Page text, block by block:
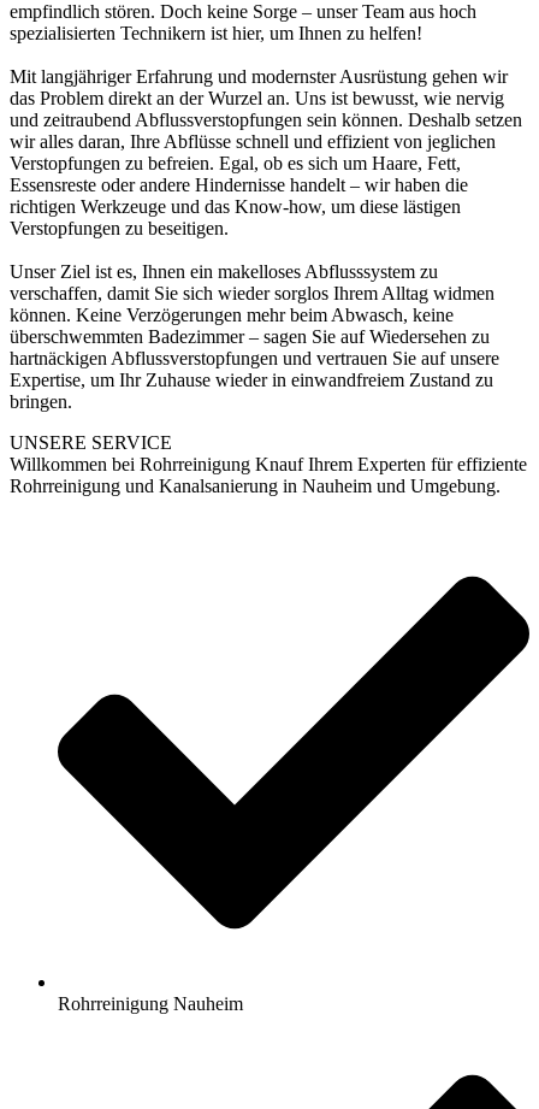
empfindlich stören. Doch keine Sorge – unser Team aus hoch
spezialisierten Technikern ist hier, um Ihnen zu helfen!
Mit langjähriger Erfahrung und modernster Ausrüstung gehen wir
das Problem direkt an der Wurzel an. Uns ist bewusst, wie nervig
und zeitraubend Abflussverstopfungen sein können. Deshalb setzen
wir alles daran, Ihre Abflüsse schnell und effizient von jeglichen
Verstopfungen zu befreien. Egal, ob es sich um Haare, Fett,
Essensreste oder andere Hindernisse handelt – wir haben die
richtigen Werkzeuge und das Know-how, um diese lästigen
Verstopfungen zu beseitigen.
Unser Ziel ist es, Ihnen ein makelloses Abflusssystem zu
verschaffen, damit Sie sich wieder sorglos Ihrem Alltag widmen
können. Keine Verzögerungen mehr beim Abwasch, keine
überschwemmten Badezimmer – sagen Sie auf Wiedersehen zu
hartnäckigen Abflussverstopfungen und vertrauen Sie auf unsere
Expertise, um Ihr Zuhause wieder in einwandfreiem Zustand zu
bringen.
UNSERE SERVICE
Willkommen bei Rohrreinigung Knauf Ihrem Experten für effiziente
Rohrreinigung und Kanalsanierung in Nauheim und Umgebung.
Rohrreinigung Nauheim